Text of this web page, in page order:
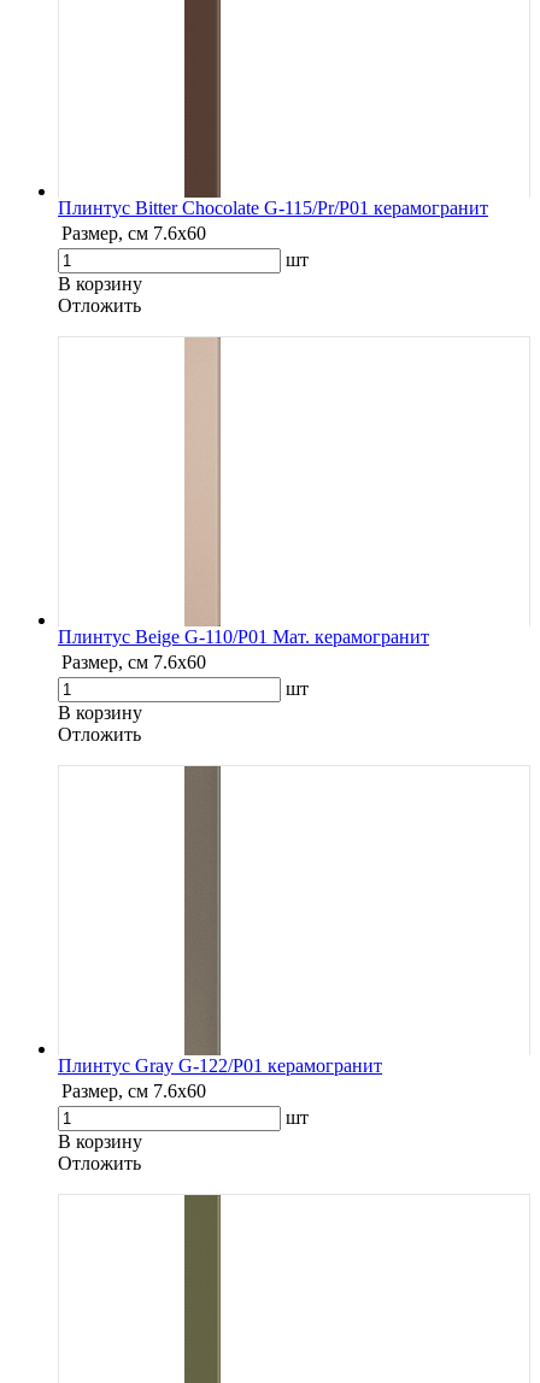
Плинтус Bitter Chocolate G-115/Pr/P01 керамогранит
Размер, см 7.6х60
шт
В корзину
Oтложить
Плинтус Beige G-110/P01 Мат. керамогранит
Размер, см 7.6х60
шт
В корзину
Oтложить
Плинтус Gray G-122/P01 керамогранит
Размер, см 7.6х60
шт
В корзину
Oтложить